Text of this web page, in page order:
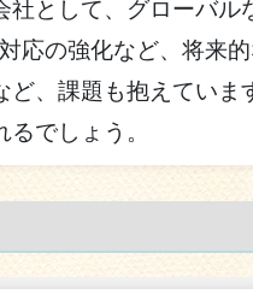
社として、グローバ
応の強化など、将来
、課題も抱えてい
でしょう。